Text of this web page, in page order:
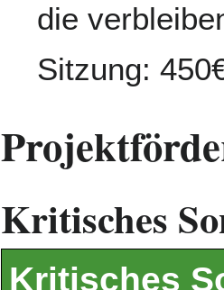
die
Sitzung:
Kritisches
Kritisches